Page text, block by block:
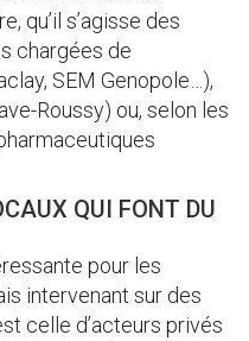
qu’il s’agisse des
chargées de
SEM Genopole…),
Roussy) ou, selon les
QUI FONT DU
pour les
intervenant sur des
celle d’acteurs privés